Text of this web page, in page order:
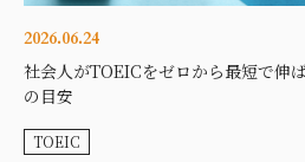
2026.06.24
社会人がTOEICをゼロから最短で伸
の目安
TOEIC